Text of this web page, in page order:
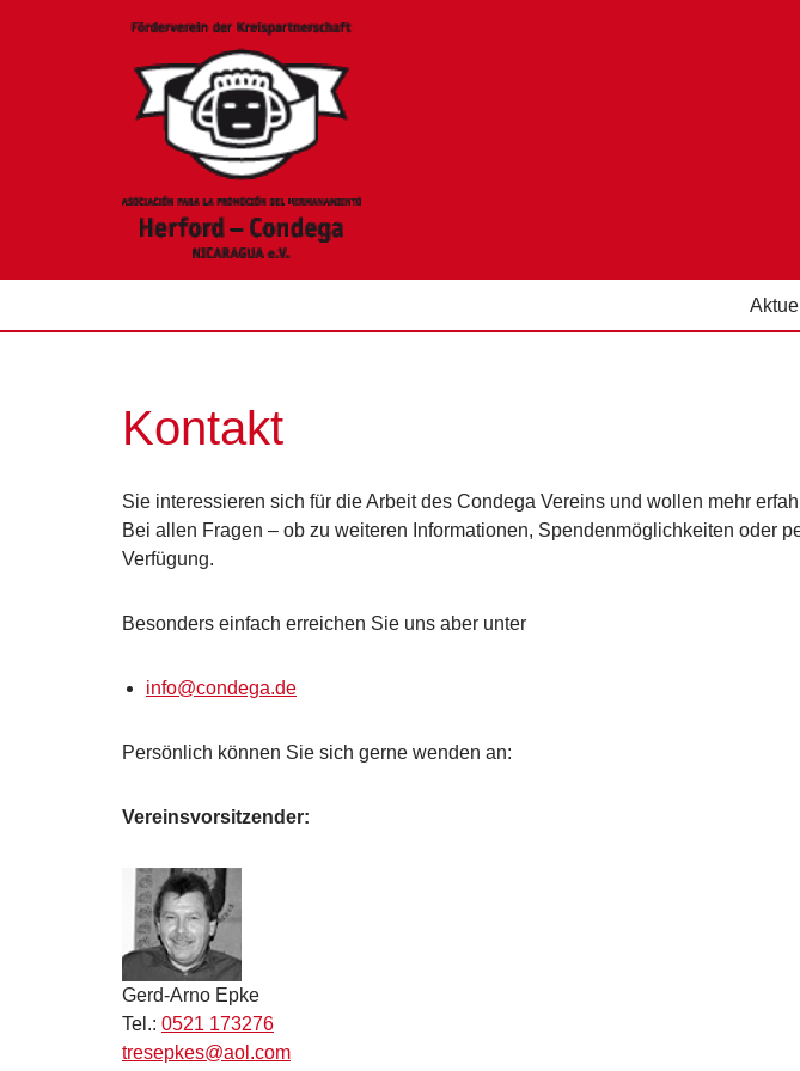
Kontakt
Sie interessieren sich für die Arbeit des Condega Vereins und wollen mehr
Bei allen Fragen – ob zu weiteren Informationen, Spendenmöglichkeiten oder
Verfügung.
Besonders einfach erreichen Sie uns aber unter
info@condega.de
Persönlich können Sie sich gerne wenden an:
Vereinsvorsitzender:
Gerd-Arno Epke
Tel.: 0521 173276
tresepkes@aol.com